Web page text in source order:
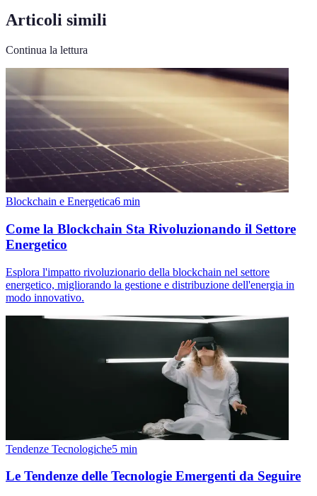
Articoli simili
Continua la lettura
Blockchain e Energetica6 min
Come la Blockchain Sta Rivoluzionando il Settore
Energetico
Esplora l'impatto rivoluzionario della blockchain nel settore
energetico, migliorando la gestione e distribuzione dell'energia in
modo innovativo.
Tendenze Tecnologiche5 min
Le Tendenze delle Tecnologie Emergenti da Seguire